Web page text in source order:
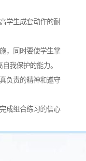
学生成套动作的耐
，同时要使学生掌
我保护的能力。
负责的精神和遵守
成组合练习的信心